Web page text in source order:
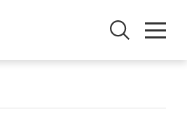
Odpri iskanjeOdpri meni